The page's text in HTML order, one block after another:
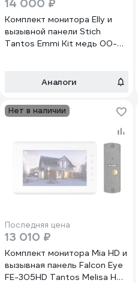
14 000 ₽
Комплект монитора Elly и
вызывной панели Stich
Tantos Emmi Kit медь 00-
Аналоги
Нет в наличии
Последняя цена
13 010 ₽
Комплект монитора Mia HD и
вызывная панель Falcon Eye
FE-305HD Tantos Melisa HD